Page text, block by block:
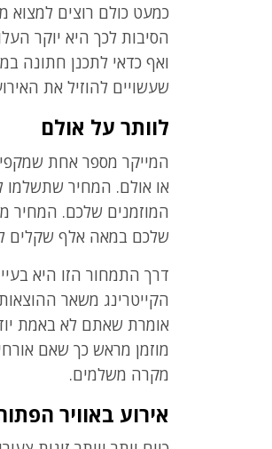
כמעט כולם רוצים
הסיבות לכך היא יוקר
ואף כדאי לתכנן חתונה
שעשויים להוזיל את
לוותר על אולם
המייקר מספר אחת
או אולם. המחיר שתשלמו
המוזמנים שלכם. המחיר
שלכם במאה אלף שקלים
דרך התמחור הזו היא
הקייטרינג משאר
אומרת שאתם לא באמת
מוזמן מראש כך שאם
מקרה משלמים.
אירוע באוויר